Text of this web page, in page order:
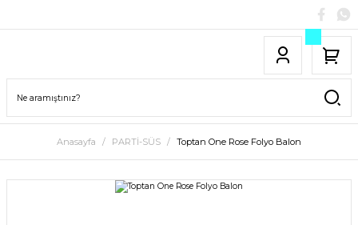
Anasayfa PARTİ-SÜS Toptan One Rose Folyo Balon